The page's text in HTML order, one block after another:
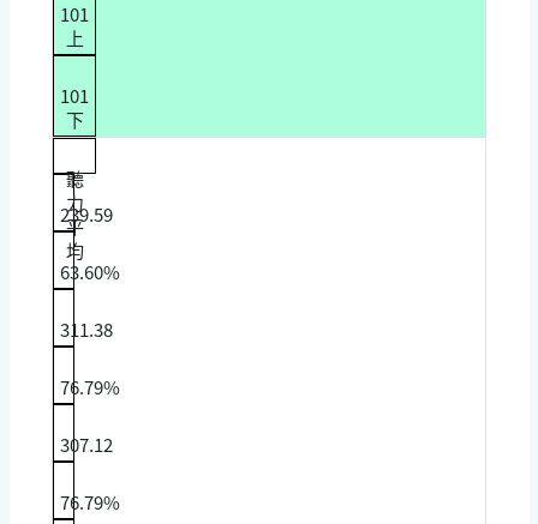
101
上
101
下
聽
力
平
均
239.59
63.60%
311.38
76.79%
307.12
76.79%